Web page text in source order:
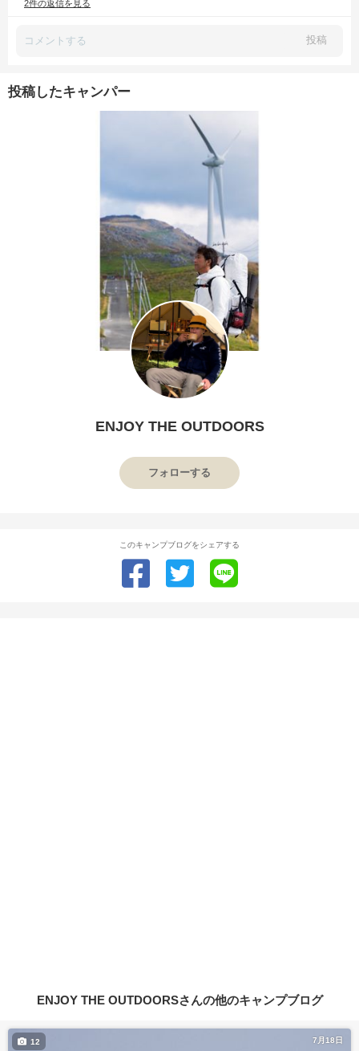
2件の返信を見る
投稿
投稿したキャンパー
ENJOY THE OUTDOORS
フォローする
このキャンプブログをシェアする
ENJOY THE OUTDOORSさんの他のキャンプブログ
7月18日
12